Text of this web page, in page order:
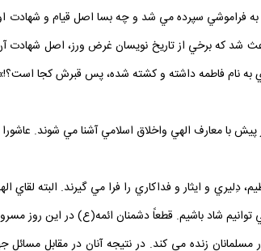
فراموشي سپرده مي ‏شد و چه بسا اصل قيام و شهادت
شد كه برخي از تاريخ‏ نويسان غرض ‏ورز، اصل
به نام فاطمه داشته و كشته شده، پس قبرش كجا
پيش با معارف الهي واخلاق اسلامي آشنا مي ‏شوند.
دِليري و ايثار و فداكاري را فرا مي‏ گيرند. البته
شاد باشيم. قطعاً دشمنان ائمه(ع) در اين روز
مسلمانان زنده مي‏ كند. در نتيجه آنان در مقابل